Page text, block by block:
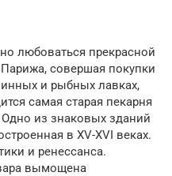
любоваться прекрасной
совершая покупки
и рыбных лавках,
самая старая пекарня
Одно из знаковых зданий
в XV-XVI веках.
и ренессанса.
вымощена